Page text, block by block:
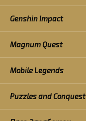
Genshin Impact
Magnum Quest
Mobile Legends
Puzzles and Conquest